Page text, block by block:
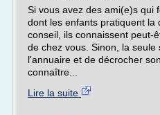
Si vous avez des ami(e)s qui
dont les enfants pratiquent la
conseil, ils connaissent peut-
de chez vous. Sinon, la
l'annuaire et de décrocher
connaître...
Lire la suite